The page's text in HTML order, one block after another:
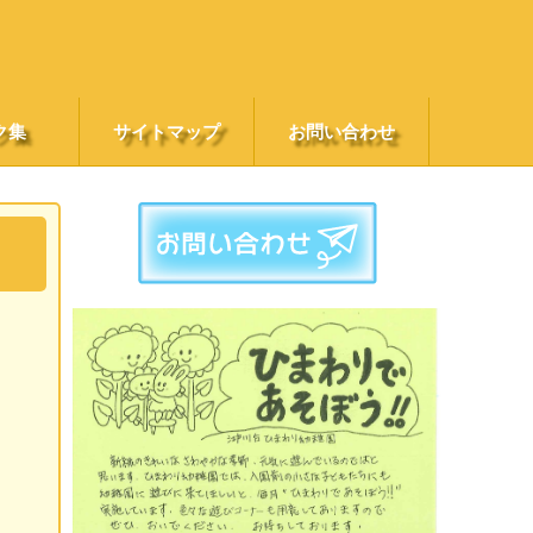
集 サイトマップ お問い合わせ